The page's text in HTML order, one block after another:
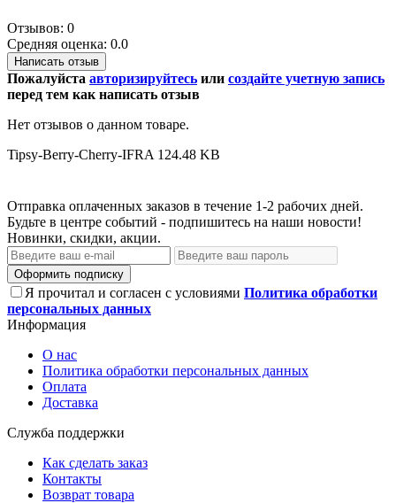
Отзывов: 0
Средняя оценка: 0.0
Написать отзыв
Пожалуйста авторизируйтесь или создайте учетную запись
перед тем как написать отзыв
Нет отзывов о данном товаре.
Tipsy-Berry-Cherry-IFRA 124.48 KB
Отправка оплаченных заказов в течение 1-2 рабочих дней.
Будьте в центре событий - подпишитесь на наши новости!
Новинки, скидки, акции.
Оформить подписку
Я прочитал и согласен с условиями Политика обработки
персональных данных
Информация
О нас
Политика обработки персональных данных
Оплата
Доставка
Служба поддержки
Как сделать заказ
Контакты
Возврат товара